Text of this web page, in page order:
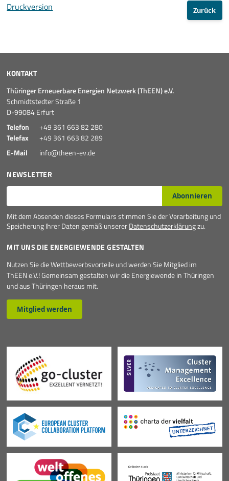
Druckversion Zurück
KONTAKT
Thüringer Erneuerbare Energien Netzwerk (ThEEN) e.V.
Schmidtstedter Straße 1
D-99084 Erfurt
Telefon
+49 361 663 82 280
Telefax
+49 361 663 82 289
E-Mail
info@theen-ev.de
NEWSLETTER
E-Mail* Abonnieren
Mit dem Absenden dieses Formulars stimmen Sie der Verarbeitung und
Speicherung Ihrer Daten gemäß unsererDatenschutzerklärungzu.
MIT UNS DIE ENERGIEWENDE GESTALTEN
Nutzen Sie die Wettbewerbsvorteile und werden Sie Mitglied im
ThEEN e.V.! Gemeinsam gestalten wir die Energiewende in Thüringen
und aus Thüringen heraus mit.
Mitglied werden